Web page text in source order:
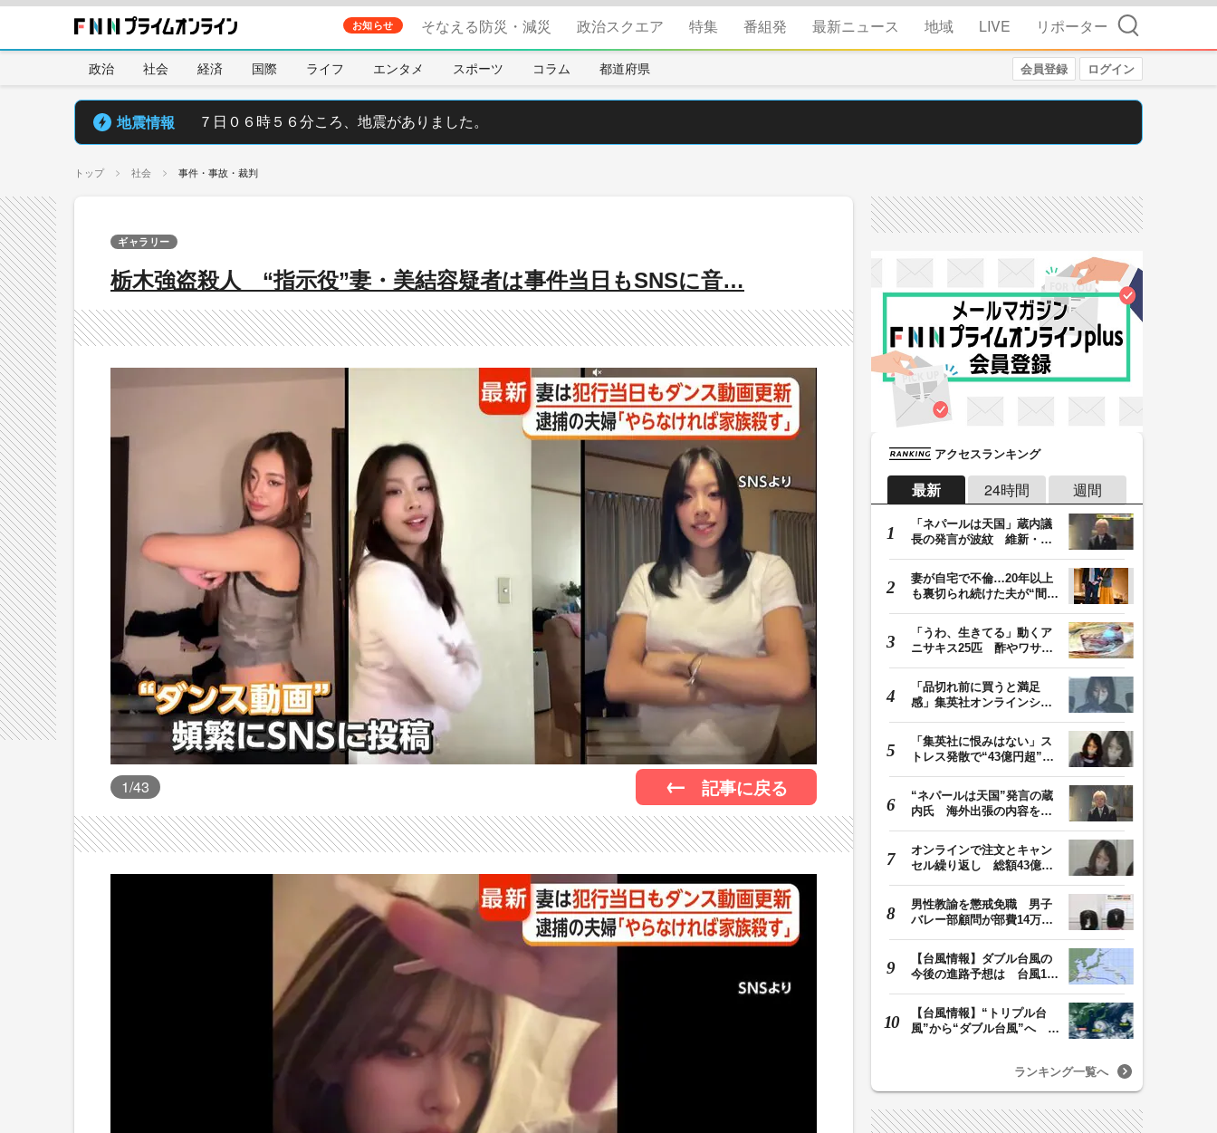
お知らせ そなえる防災・減災 政治スクエア 特集 番組発 最新ニュース 地域 LIVE リポーター 検索
政治 社会 経済 国際 ライフ エンタメ スポーツ コラム 都道府県 会員登録 ログイン
地震情報 ７日０６時５６分ころ、地震がありました。
トップ 社会 事件・事故・裁判
栃木強盗殺人 “指示役”妻・美結容疑者は事件当日もSNSに音…
ギャラリー
1/43 記事に戻る
アクセスランキング
最新 24時間 週間
「ネパールは天国」蔵内議
長の発言が波紋 維新・吉
妻が自宅で不倫…20年以上
も裏切られ続けた夫が“間
「うわ、生きてる」動くア
ニサキス25匹 酢やワサビ
「品切れ前に買うと満足
感」集英社オンラインショ
「集英社に恨みはない」ス
トレス発散で“43億円超”の
“ネパールは天国”発言の蔵
内氏 海外出張の内容を説
オンラインで注文とキャン
セル繰り返し 総額43億円
男性教諭を懲戒免職 男子
バレー部顧問が部費14万円
【台風情報】ダブル台風の
今後の進路予想は 台風13
【台風情報】“トリプル台
風”から“ダブル台風”へ 13
ランキング一覧へ